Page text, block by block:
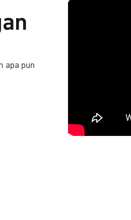
apa pun